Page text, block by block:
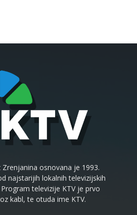
Zrenjanina osnovana je 1993.
najstarijih lokalnih televizijskih
televizije KTV je prvo
kabl, te otuda ime KTV.